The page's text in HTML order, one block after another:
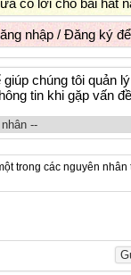
có lời cho bài hát
nhập/Đăng ký
giúp chúng tôi quản
tin khi gặp vấn
trong các nguyên